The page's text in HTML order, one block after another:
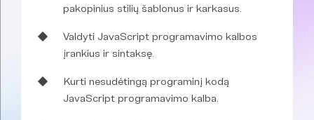
pakopinius stilių šablonus ir karkasus.
Valdyti JavaScript programavimo kalbos
įrankius ir sintaksę.
Kurti nesudėtingą programinį kodą
JavaScript programavimo kalba.